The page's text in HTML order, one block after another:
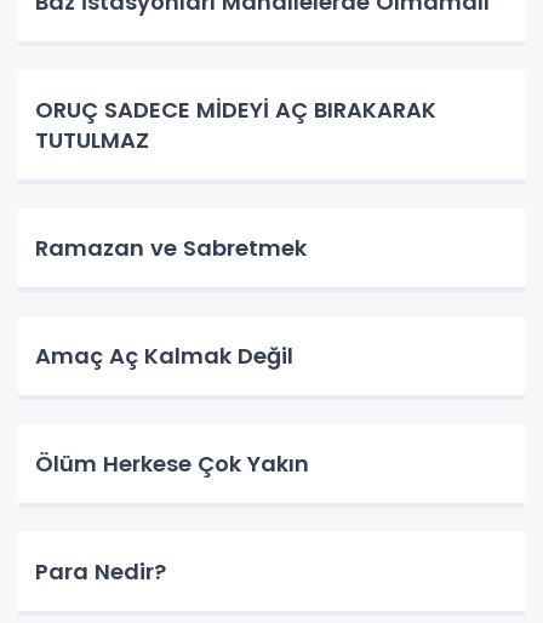
ORUÇ SADECE MİDEYİ AÇ BIRAKARAK
TUTULMAZ
Ramazan ve Sabretmek
Amaç Aç Kalmak Değil
Ölüm Herkese Çok Yakın
Para Nedir?